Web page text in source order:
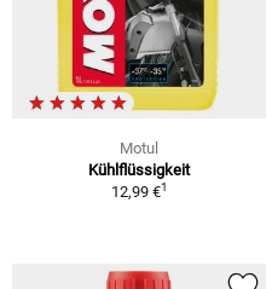
Motul
Kühlflüssigkeit
12,99 €1